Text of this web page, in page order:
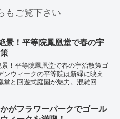
もご覧下さい
景！平等院鳳凰堂で春の宇
景！平等院鳳凰堂で春の宇治散策ゴ
ンウィークの平等院は新緑に映え
堂と回遊式庭園が魅力。混雑回避
等院の基本情報とアクセス平等院
都府宇治市宇治蓮...
がフラワーパークでゴール